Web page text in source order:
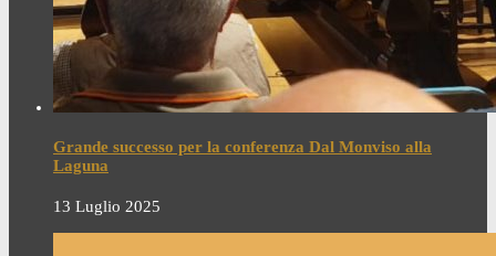
Grande successo per la conferenza Dal Monviso alla
Laguna
13 Luglio 2025